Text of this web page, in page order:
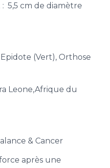
5,5 cm de diamètre
(Vert), Orthose
Leone,Afrique du
& Cancer
après une